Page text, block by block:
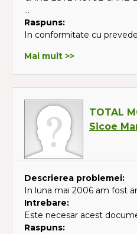
...
Raspuns:
In conformitate cu
Mai mult >>
TOTAL
Sicoe
Descrierea problemei:
In luna mai 2006 am fost
Intrebare:
Este necesar acest
Raspuns: